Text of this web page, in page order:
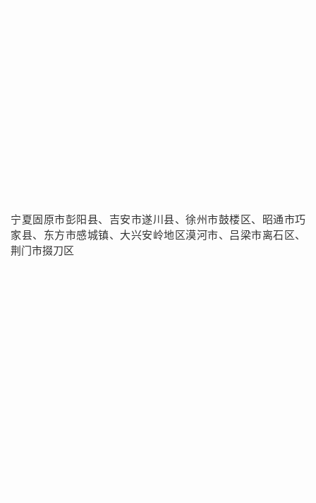
宁夏固原市彭阳县、吉安市遂川县、徐州市鼓楼区、昭通市巧
家县、东方市感城镇、大兴安岭地区漠河市、吕梁市离石区、
荆门市掇刀区